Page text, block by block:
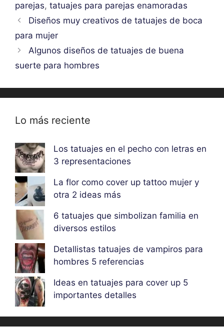
parejas, tatuajes para parejas enamoradas
Diseños muy creativos de tatuajes de boca
para mujer
Algunos diseños de tatuajes de buena
suerte para hombres
Lo más reciente
Los tatuajes en el pecho con letras en
3 representaciones
La flor como cover up tattoo mujer y
otra 2 ideas más
6 tatuajes que simbolizan familia en
diversos estilos
Detallistas tatuajes de vampiros para
hombres 5 referencias
Ideas en tatuajes para cover up 5
importantes detalles